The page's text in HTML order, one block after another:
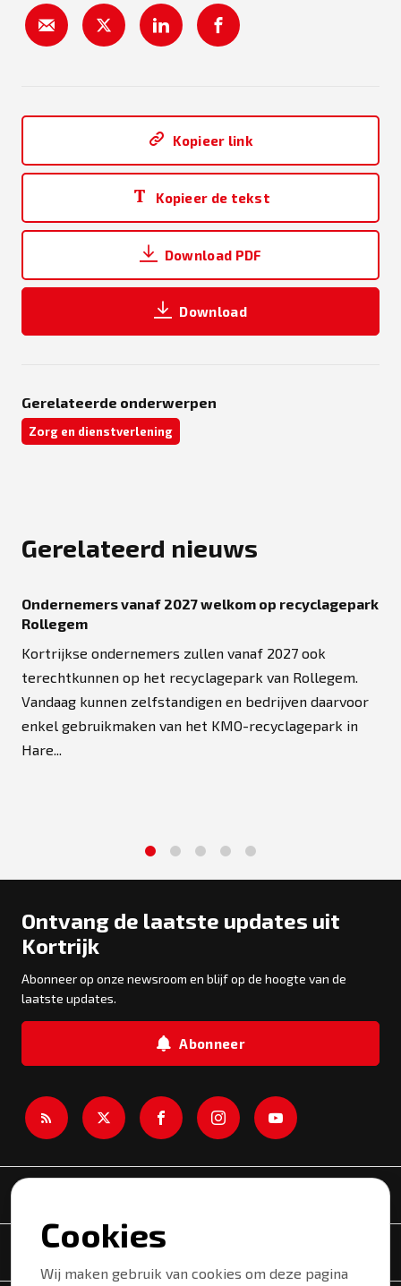
Kopieer link
Kopieer de tekst
Download PDF
Download
Gerelateerde onderwerpen
Zorg en dienstverlening
Gerelateerd nieuws
Ondernemers vanaf 2027 welkom op recyclagepark
Rollegem
Kortrijkse ondernemers zullen vanaf 2027 ook
terechtkunnen op het recyclagepark van Rollegem.
Vandaag kunnen zelfstandigen en bedrijven daarvoor
enkel gebruikmaken van het KMO-recyclagepark in
Hare...
Ontvang de laatste updates uit
Kortrijk
Abonneer op onze newsroom en blijf op de hoogte van de
laatste updates.
Abonneer
Onderwerpen
Cookies
Wij maken gebruik van cookies om deze pagina